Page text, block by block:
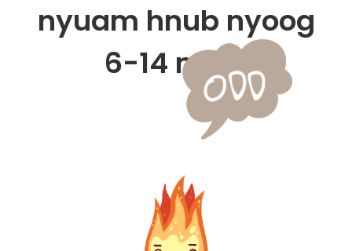
nyuam hnub nyoog
6-14 nrog: